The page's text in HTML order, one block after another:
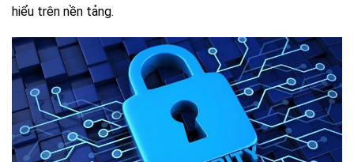
hiểu trên nền tảng.